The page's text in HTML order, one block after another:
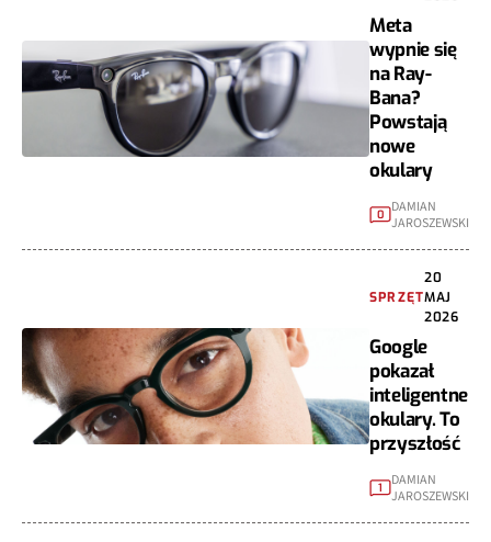
Meta
wypnie się
na Ray-
Bana?
Powstają
nowe
okulary
0
DAMIAN
JAROSZEWSKI
SPRZĘT
20
MAJ
2026
Google
pokazał
inteligentne
okulary. To
przyszłość
1
DAMIAN
JAROSZEWSKI